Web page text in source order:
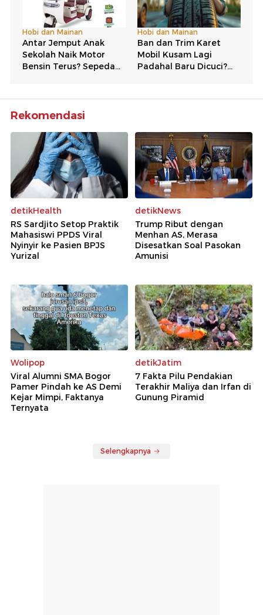
Rekomendasi
detikHealth
RS Sardjito Setop Praktik
Mahasiswi PPDS Viral
Nyinyir ke Pasien BPJS
Yurizal
detikNews
Trump Ribut dengan
Menhan AS, Merasa
Disesatkan Soal Pasokan
Amunisi
Wolipop
Viral Alumni SMA Bogor
Pamer Pindah ke AS Demi
Kejar Mimpi, Faktanya
Ternyata
detikJatim
7 Fakta Pilu Pendakian
Terakhir Maliya dan Irfan di
Gunung Piramid
Selengkapnya